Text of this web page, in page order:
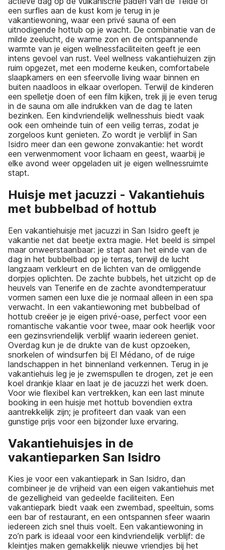
een surfles aan de kust kom je terug in je
vakantiewoning, waar een privé sauna of een
uitnodigende hottub op je wacht. De combinatie van de
milde zeelucht, de warme zon en de ontspannende
warmte van je eigen wellnessfaciliteiten geeft je een
intens gevoel van rust. Veel wellness vakantiehuizen zijn
ruim opgezet, met een moderne keuken, comfortabele
slaapkamers en een sfeervolle living waar binnen en
buiten naadloos in elkaar overlopen. Terwijl de kinderen
een spelletje doen of een film kijken, trek jij je even terug
in de sauna om alle indrukken van de dag te laten
bezinken. Een kindvriendelijk wellnesshuis biedt vaak
ook een omheinde tuin of een veilig terras, zodat je
zorgeloos kunt genieten. Zo wordt je verblijf in San
Isidro meer dan een gewone zonvakantie: het wordt
een verwenmoment voor lichaam en geest, waarbij je
elke avond weer opgeladen uit je eigen wellnessruimte
stapt.
Huisje met jacuzzi - Vakantiehuis
met bubbelbad of hottub
Een vakantiehuisje met jacuzzi in San Isidro geeft je
vakantie net dat beetje extra magie. Het beeld is simpel
maar onweerstaanbaar: je stapt aan het einde van de
dag in het bubbelbad op je terras, terwijl de lucht
langzaam verkleurt en de lichten van de omliggende
dorpjes oplichten. De zachte bubbels, het uitzicht op de
heuvels van Tenerife en de zachte avondtemperatuur
vormen samen een luxe die je normaal alleen in een spa
verwacht. In een vakantiewoning met bubbelbad of
hottub creëer je je eigen privé-oase, perfect voor een
romantische vakantie voor twee, maar ook heerlijk voor
een gezinsvriendelijk verblijf waarin iedereen geniet.
Overdag kun je de drukte van de kust opzoeken,
snorkelen of windsurfen bij El Médano, of de ruige
landschappen in het binnenland verkennen. Terug in je
vakantiehuis leg je je zwemspullen te drogen, zet je een
koel drankje klaar en laat je de jacuzzi het werk doen.
Voor wie flexibel kan vertrekken, kan een last minute
booking in een huisje met hottub bovendien extra
aantrekkelijk zijn; je profiteert dan vaak van een
gunstige prijs voor een bijzonder luxe ervaring.
Vakantiehuisjes in de
vakantieparken San Isidro
Kies je voor een vakantiepark in San Isidro, dan
combineer je de vrijheid van een eigen vakantiehuis met
de gezelligheid van gedeelde faciliteiten. Een
vakantiepark biedt vaak een zwembad, speeltuin, soms
een bar of restaurant, en een ontspannen sfeer waarin
iedereen zich snel thuis voelt. Een vakantiewoning in
zo’n park is ideaal voor een kindvriendelijk verblijf: de
kleintjes maken gemakkelijk nieuwe vriendjes bij het